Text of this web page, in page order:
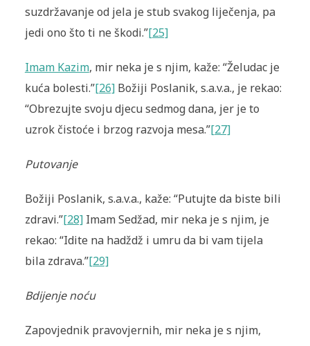
suzdržavanje od jela je stub svakog liječenja, pa
jedi ono što ti ne škodi.”[25]
Imam Kazim, mir neka je s njim, kaže: “Želudac je
kuća bolesti.”[26]Božiji Poslanik, s.a.v.a., je rekao:
“Obrezujte svoju djecu sedmog dana, jer je to
uzrok čistoće i brzog razvoja mesa.”[27]
Putovanje
Božiji Poslanik, s.a.v.a., kaže: “Putujte da biste bili
zdravi.”[28]Imam Sedžad, mir neka je s njim, je
rekao: “Idite na hadždž i umru da bi vam tijela
bila zdrava.”[29]
Bdijenje noću
Zapovjednik pravovjernih, mir neka je s njim,